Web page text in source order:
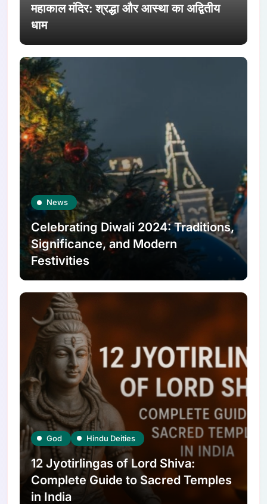
महाकाल मंदिर: श्रद्धा और आस्था का अद्वितीय
धाम
News
Celebrating Diwali 2024: Traditions,
Significance, and Modern
Festivities
God Hindu Deities
12 Jyotirlingas of Lord Shiva:
Complete Guide to Sacred Temples
in India